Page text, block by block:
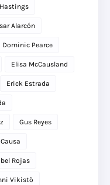
Alarcón
Dominic Pearce
Elisa McCausland
Erick Estrada
Gus Reyes
Rojas
Vikistö